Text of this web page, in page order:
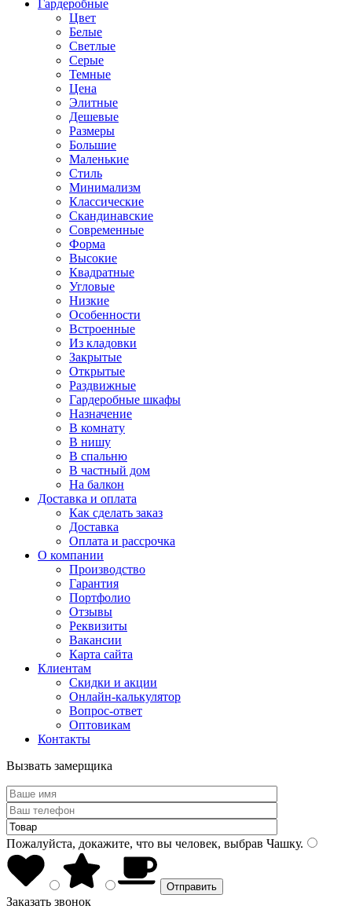
Гардеробные
Цвет
Белые
Светлые
Серые
Темные
Цена
Элитные
Дешевые
Размеры
Большие
Маленькие
Стиль
Минимализм
Классические
Скандинавские
Современные
Форма
Высокие
Квадратные
Угловые
Низкие
Особенности
Встроенные
Из кладовки
Закрытые
Открытые
Раздвижные
Гардеробные шкафы
Назначение
В комнату
В нишу
В спальню
В частный дом
На балкон
Доставка и оплата
Как сделать заказ
Доставка
Оплата и рассрочка
О компании
Производство
Гарантия
Портфолио
Отзывы
Реквизиты
Вакансии
Карта сайта
Клиентам
Скидки и акции
Онлайн-калькулятор
Вопрос-ответ
Оптовикам
Контакты
Вызвать замерщика
Пожалуйста, докажите, что вы человек, выбрав Чашку.
Заказать звонок